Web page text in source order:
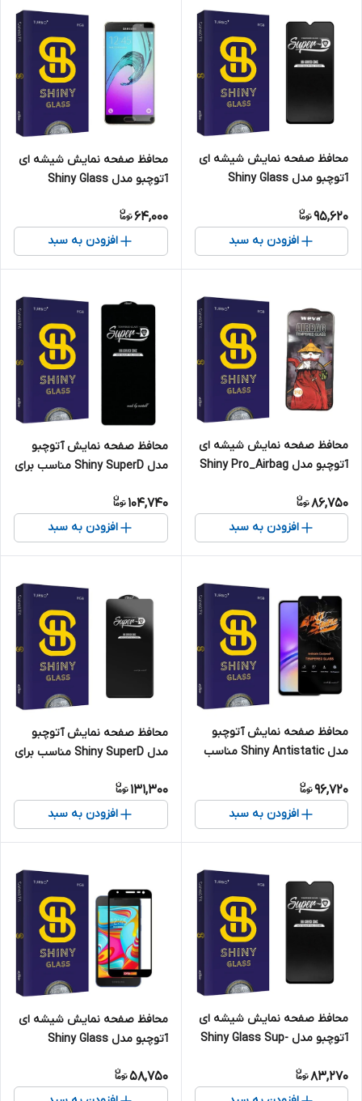
محافظ صفحه نمایش شیشه ای
آتوچبو مدل Shiny Glass
موبایل سامسونگ GALAXY A70
95,620
افزودن به سبد
محافظ صفحه نمایش شیشه ای
آتوچبو مدل Shiny Glass
سامسونگ A5 2016
64,000
افزودن به سبد
محافظ صفحه نمایش شیشه ای
آتوچبو مدل Shiny Pro_Airbag
iPhone Xr
86,750
افزودن به سبد
محافظ صفحه نمایش آتوچبو
مدل Shiny SuperD مناسب برای
Pro
104,740
افزودن به سبد
محافظ صفحه نمایش آتوچبو
مدل Shiny Antistatic مناسب
Galaxy A05s
96,720
افزودن به سبد
محافظ صفحه نمایش آتوچبو
مدل Shiny SuperD مناسب برای
S24 Ultra
131,300
افزودن به سبد
محافظ صفحه نمایش شیشه ای
آتوچبو مدل Shiny Glass Sup-
سامسونگ Galaxy A12 \ A02 \
A02s \ M02 \ M02s
83,270
محافظ صفحه نمایش شیشه ای
آتوچبو مدل Shiny Glass
سامسونگ Galaxy A2 Core
58,750